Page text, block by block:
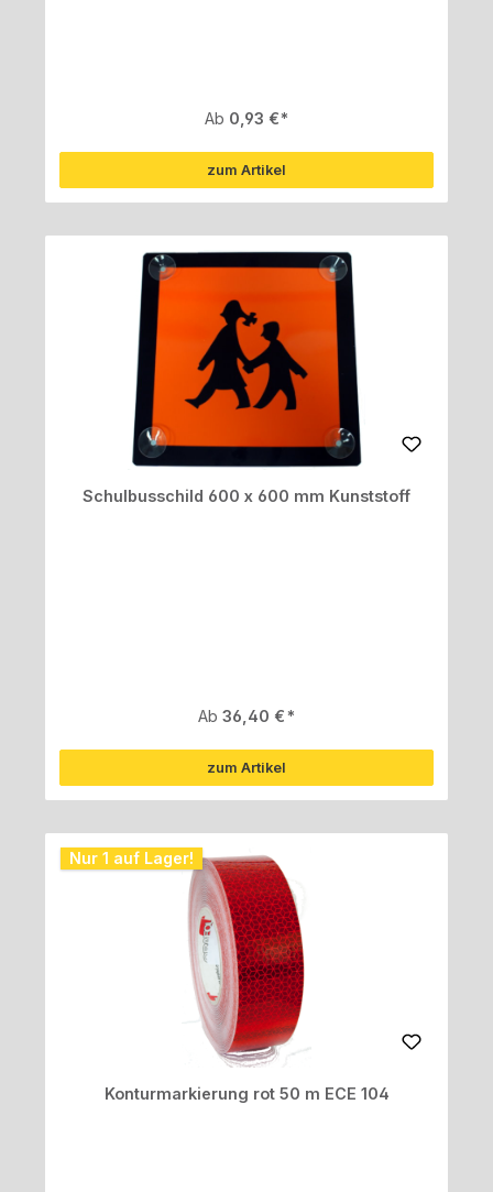
Regulärer Preis:
Ab 0,93 €
zum Artikel
Schulbusschild 600 x 600 mm Kunststoff
Regulärer Preis:
Ab36,40 €
zum Artikel
Nur 1 auf Lager!
Konturmarkierung rot 50 m ECE 104